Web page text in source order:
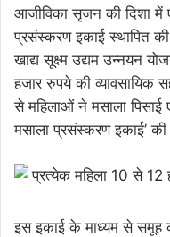
आजीविका सृजन की दिशा में
प्रसंस्करण इकाई स्थापित
खाद्य सूक्ष्म उद्यम उन्नयन
हजार रुपये की व्यावसायिक
से महिलाओं ने मसाला पिसाई
मसाला प्रसंस्करण इकाई’ की
इस इकाई के माध्यम से समूह